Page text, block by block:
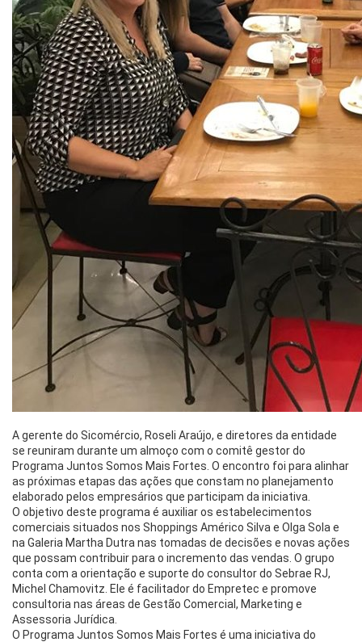
A gerente do Sicomércio, Roseli Araújo, e diretores da entidade
se reuniram durante um almoço com o comitê gestor do
Programa Juntos Somos Mais Fortes. O encontro foi para alinhar
as próximas etapas das ações que constam no planejamento
elaborado pelos empresários que participam da iniciativa.
O objetivo deste programa é auxiliar os estabelecimentos
comerciais situados nos Shoppings Américo Silva e Olga Sola e
na Galeria Martha Dutra nas tomadas de decisões e novas ações
que possam contribuir para o incremento das vendas. O grupo
conta com a orientação e suporte do consultor do Sebrae RJ,
Michel Chamovitz. Ele é facilitador do Empretec e promove
consultoria nas áreas de Gestão Comercial, Marketing e
Assessoria Jurídica.
O Programa Juntos Somos Mais Fortes é uma iniciativa do